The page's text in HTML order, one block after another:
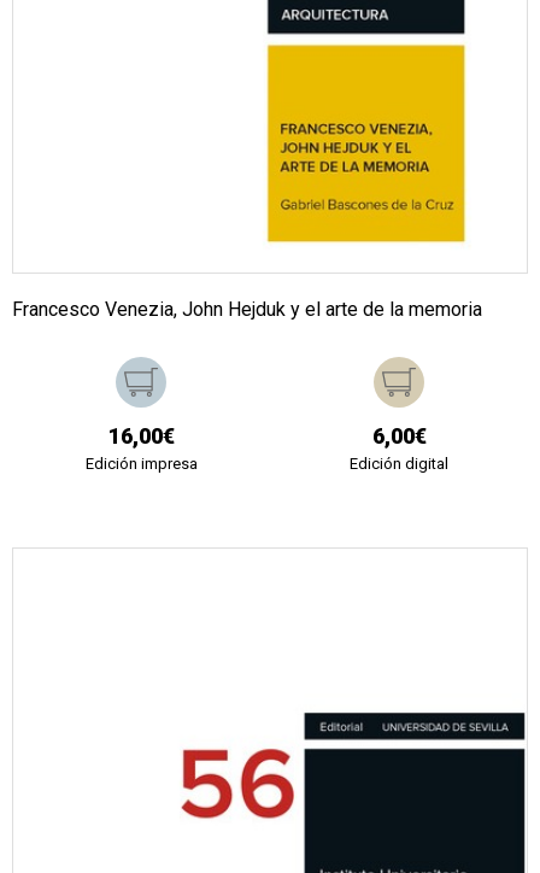
Francesco Venezia, John Hejduk y el arte de la memoria
16,00€
Edición impresa
6,00€
Edición digital